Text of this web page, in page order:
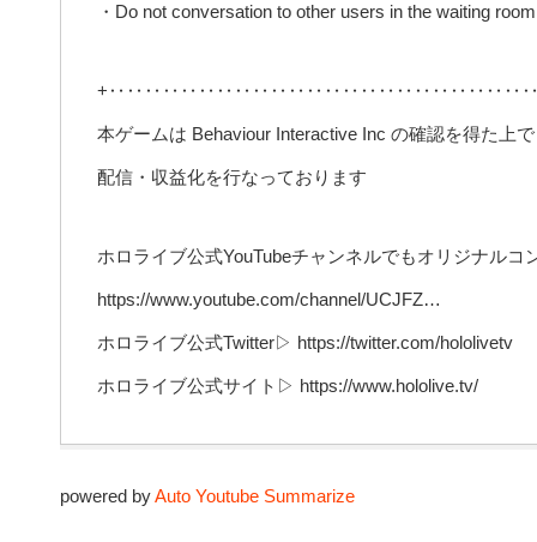
・Do not conversation to other users in the waiting
本ゲームは Behaviour Interactive Inc の確認を得た上で
配信・収益化を行なっております
ホロライブ公式YouTubeチャンネルでもオリジナル
https://www.youtube.com/channel/UCJFZ…
ホロライブ公式Twitter▷ https://twitter.com/hololivetv
ホロライブ公式サイト▷ https://www.hololive.tv/
powered byAuto Youtube Summarize